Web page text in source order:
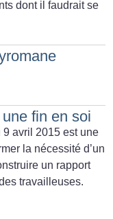
dont il faudrait se
fin en soi
avril 2015 est une
la nécessité d’un
un rapport
travailleuses.